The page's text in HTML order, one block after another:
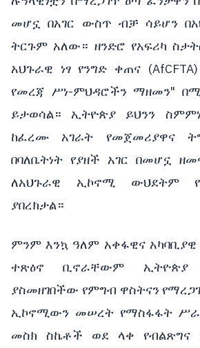
መሆኗ በአገር ውስጥ ብቻ ሳይሆን
ትርጉም አለው። ዘንድሮ የአፍሪካ
አህጉራዊ ነፃ የንግድ ቀጠና
የመረጃ ሥነ-ምህዳሮችን ማዘመን"
ይታወሳል። ኢትዮጵያ ይህንን
ከፈረሙ አገራት የመጀመሪያዋና
በባለቤትነት የያዘች አገር በመሆኗ
ለአህጉራዊ ኢኮኖሚ ውህደትም
ያበረክታል።
ምንም እንኳ ዓለም አቀፋዊና
ተጽዕኖ ቢኖራቸውም ኢትዮጵያ
ያስመዘገበችው የምግብ ዋስትናን
ኢኮኖሚውን መሠረት የማስፋፋት
መስክ ስኬቶች ወደ ላቀ የብልጽግና